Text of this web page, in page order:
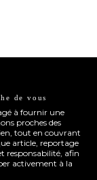
de vous
à fournir une
proches des
tout en couvrant
article, reportage
responsabilité, afin
activement à la